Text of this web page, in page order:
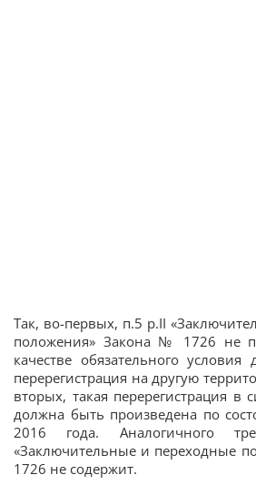
Так, во-первых, п.5 р.II
положения» Закона № 1726 не
качестве обязательного условия
перерегистрация на другую
вторых, такая перерегистрация
должна быть произведена по
2016 года. Аналогичного
«Заключительные и переходные
1726 не содержит.